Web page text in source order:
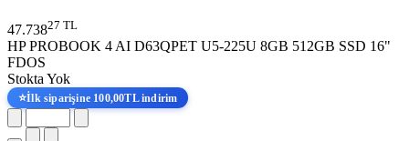
47.73827 TL
HP PROBOOK 4 AI D63QPET U5-225U 8GB 512GB SSD 16"
FDOS
Stokta Yok
⭐İlk siparişine 100,00TL indirim